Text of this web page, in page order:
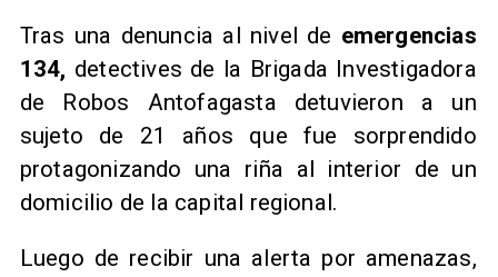
Tras una denuncia al nivel de emergencias
134, detectives de la Brigada Investigadora
de Robos Antofagasta detuvieron a un
sujeto de 21 años que fue sorprendido
protagonizando una riña al interior de un
domicilio de la capital regional.
Luego de recibir una alerta por amenazas,